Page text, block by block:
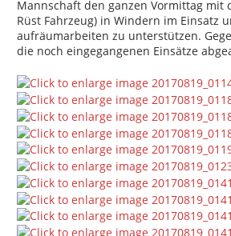
Mannschaft den ganzen Vormittag mit
Rüst Fahrzeug) in Windern im Einsatz
aufräumarbeiten zu unterstützen.
die noch eingegangenen Einsätze